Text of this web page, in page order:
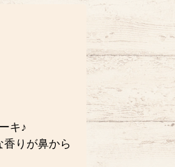
キ♪
りが鼻から